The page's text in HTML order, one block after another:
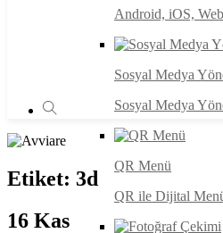
Android, iOS, Web
Sosyal Medya
Sosyal Medya
QR Menü
QR ile Dijital
Etiket: 3d
16 Kas